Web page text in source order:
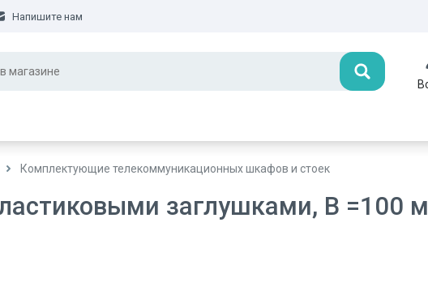
Напишите нам
Поиск
Комплектующие телекоммуникационных шкафов и стоек
заглушками, В =100